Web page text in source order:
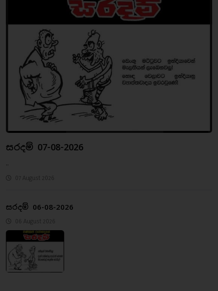
සරදම් 07-08-2026
..
07 August 2026
සරදම් 06-08-2026
06 August 2026